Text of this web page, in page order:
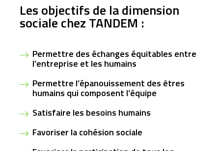
Les objectifs de la dimension
sociale chez TANDEM :
Permettre des échanges équitables entre
l’entreprise et les humains
Permettre l’épanouissement des êtres
humains qui composent l’équipe
Satisfaire les besoins humains
Favoriser la cohésion sociale